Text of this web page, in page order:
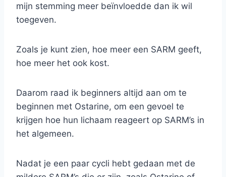
mijn stemming meer beïnvloedde dan ik wil
toegeven.
Zoals je kunt zien, hoe meer een SARM geeft,
hoe meer het ook kost.
Daarom raad ik beginners altijd aan om te
beginnen met Ostarine, om een gevoel te
krijgen hoe hun lichaam reageert op SARM’s in
het algemeen.
Nadat je een paar cycli hebt gedaan met de